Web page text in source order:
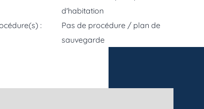
d'habitation
:
Pas de procédure / plan de
sauvegarde